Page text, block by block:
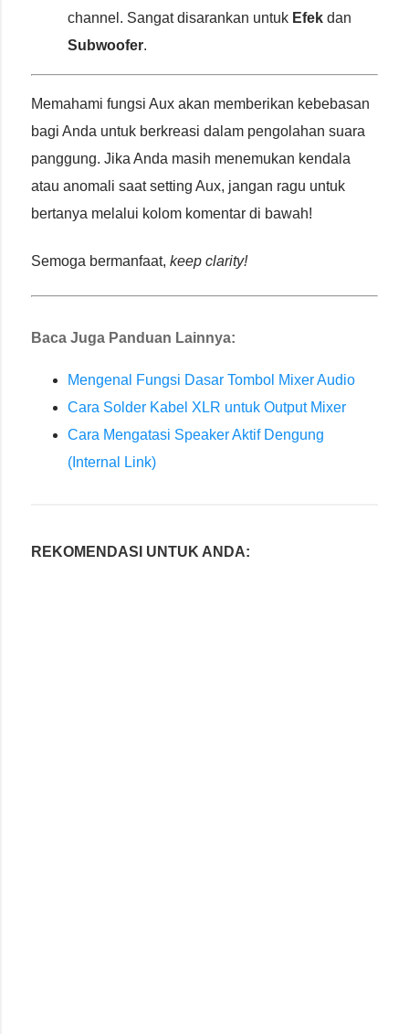
channel. Sangat disarankan untuk Efek dan
Subwoofer.
Memahami fungsi Aux akan memberikan kebebasan
bagi Anda untuk berkreasi dalam pengolahan suara
panggung. Jika Anda masih menemukan kendala
atau anomali saat setting Aux, jangan ragu untuk
bertanya melalui kolom komentar di bawah!
Semoga bermanfaat, keep clarity!
Baca Juga Panduan Lainnya:
Mengenal Fungsi Dasar Tombol Mixer Audio
Cara Solder Kabel XLR untuk Output Mixer
Cara Mengatasi Speaker Aktif Dengung
(Internal Link)
REKOMENDASI UNTUK ANDA: